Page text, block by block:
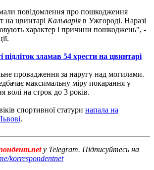
повідомлення про пошкодження
на цвинтарі Кальварія в Ужгороді. Наразі
характер і причини пошкоджень", -
підліток зламав 54 хрести на цвинтарі
провадження за наругу над могилами.
максимальну міру покарання у
волі на строк до 3 років.
спортивної статури напала на
.
у Telegram. Підписуйтесь на
korrespondentnet